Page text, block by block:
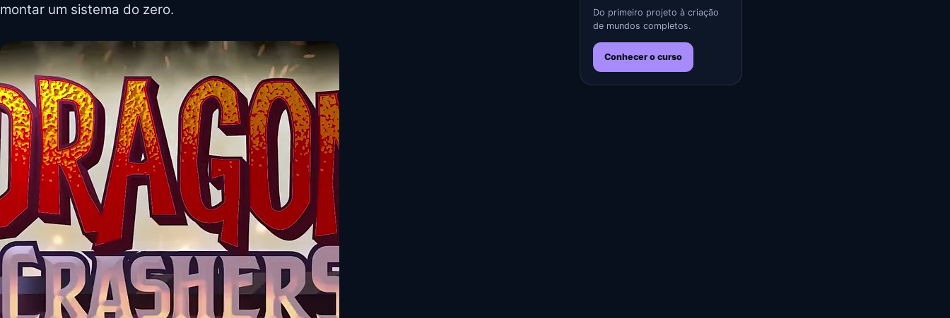
montar um sistema do zero.
Do primeiro projeto à criação
de mundos completos.
Conhecer o curso